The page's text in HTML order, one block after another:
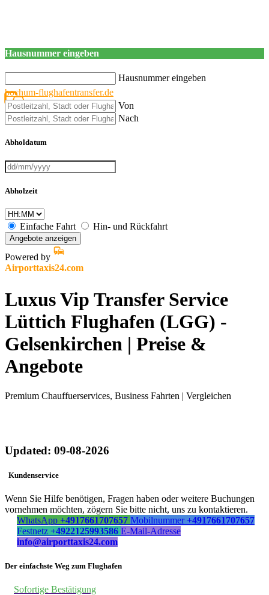
Hausnummer eingeben
Hausnummer eingeben
bochum-flughafentransfer.de
Von
Nach
Abholdatum
Abholzeit
Einfache Fahrt Hin- und Rückfahrt
Angebote anzeigen
Powered by
Airporttaxis24.com
Luxus Vip Transfer Service
Lüttich Flughafen (LGG) -
Gelsenkirchen | Preise &
Angebote
Premium Chauffuerservices, Business Fahrten | Vergleichen
Updated: 09-08-2026
Kundenservice
Wenn Sie Hilfe benötigen, Fragen haben oder weitere Buchungen
vornehmen möchten, zögern Sie bitte nicht, uns zu kontaktieren.
WhatsApp +4917661707657 Mobilnummer +4917661707657
Festnetz +4922125993586 E-Mail-Adresse
info@airporttaxis24.com
Der einfachste Weg zum Flughafen
Sofortige Bestätigung